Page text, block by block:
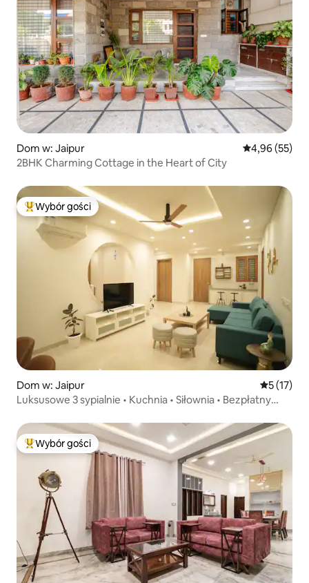
Dom w: Jaipur Średnia
4,96 (55)
2BHK Charming Cottage in the Heart of City
Najpopularniejsze z kategorii Wybór gości
Wybór gości
Dom w: Jaipur Średnia
5 (17)
Luksusowe 3 sypialnie • Kuchnia • Siłownia • Bezpłatny
Najpopularniejsze z kategorii Wybór gości
Wybór gości